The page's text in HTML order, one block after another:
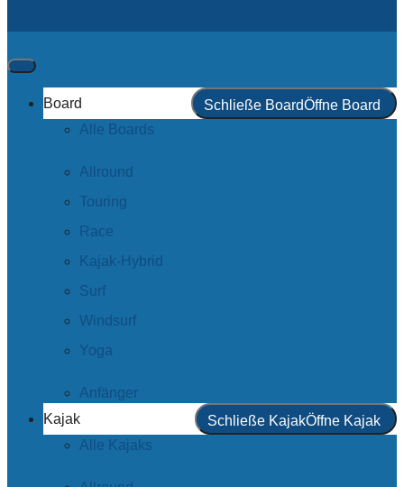
Board Schließe BoardÖffne Board
Alle Boards
Allround
Touring
Race
Kajak-Hybrid
Surf
Windsurf
Yoga
Anfänger
Kajak
Schließe KajakÖffne Kajak
Alle Kajaks